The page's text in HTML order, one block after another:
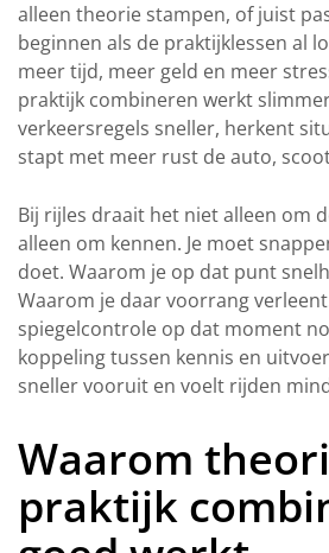
alleen theorie stampen, of juist
beginnen als de praktijklessen al
meer tijd, meer geld en meer
praktijk combineren werkt
verkeersregels sneller, herkent
stapt met meer rust de auto,
Bij rijles draait het niet alleen om
alleen om kennen. Je moet
doet. Waarom je op dat punt
Waarom je daar voorrang
spiegelcontrole op dat moment
koppeling tussen kennis en
sneller vooruit en voelt rijden
Waarom
praktijk